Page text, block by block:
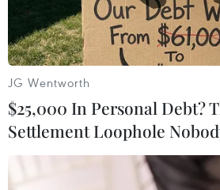
JG Wentworth
$25,000 In Personal Debt?
Settlement Loophole